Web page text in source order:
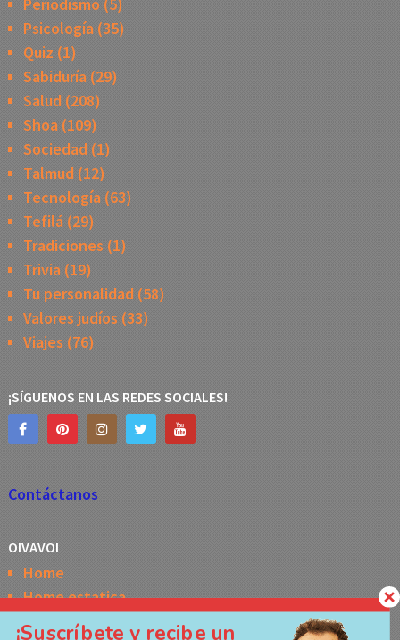
Periodismo (5)
Psicología(35)
Quiz (1)
Sabiduría(29)
Salud (208)
Shoa(109)
Sociedad(1)
Talmud (12)
Tecnología(63)
Tefilá(29)
Tradiciones (1)
Trivia(19)
Tu personalidad(58)
Valores judíos (33)
Viajes (76)
¡SÍGUENOS EN LAS REDES SOCIALES!
Contáctanos
OIVAVOI
Home
Home estatica
Horóscopo semanal de la Kabbalah
¡Suscríbete y recibe un